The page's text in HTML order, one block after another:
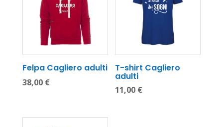
Felpa Cagliero adulti
38,00 €
T-shirt Cagliero
adulti
11,00 €